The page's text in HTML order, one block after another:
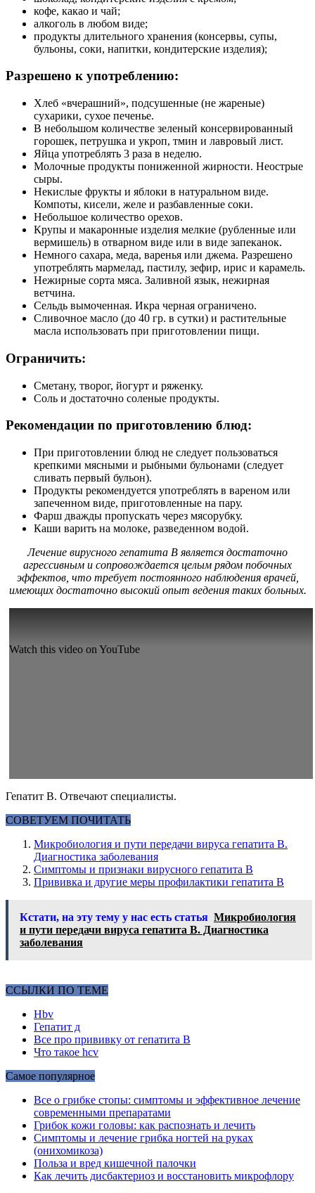
кофе, какао и чай;
алкоголь в любом виде;
продукты длительного хранения (консервы, супы,
бульоны, соки, напитки, кондитерские изделия);
Разрешено к употреблению:
Хлеб «вчерашний», подсушенные (не жареные)
сухарики, сухое печенье.
В небольшом количестве зеленый консервированный
горошек, петрушка и укроп, тмин и лавровый лист.
Яйца употреблять 3 раза в неделю.
Молочные продукты пониженной жирности. Неострые
сыры.
Некислые фрукты и яблоки в натуральном виде.
Компоты, кисели, желе и разбавленные соки.
Небольшое количество орехов.
Крупы и макаронные изделия мелкие (рубленные или
вермишель) в отварном виде или в виде запеканок.
Немного сахара, меда, варенья или джема. Разрешено
употреблять мармелад, пастилу, зефир, ирис и карамель.
Нежирные сорта мяса. Заливной язык, нежирная
ветчина.
Сельдь вымоченная. Икра черная ограничено.
Сливочное масло (до 40 гр. в сутки) и растительные
масла использовать при приготовлении пищи.
Ограничить:
Сметану, творог, йогурт и ряженку.
Соль и достаточно соленые продукты.
Рекомендации по приготовлению блюд:
При приготовлении блюд не следует пользоваться
крепкими мясными и рыбными бульонами (следует
сливать первый бульон).
Продукты рекомендуется употреблять в вареном или
запеченном виде, приготовленные на пару.
Фарш дважды пропускать через мясорубку.
Каши варить на молоке, разведенном водой.
Лечение вирусного гепатита В является достаточно
агрессивным и сопровождается целым рядом побочных
эффектов, что требует постоянного наблюдения врачей,
имеющих достаточно высокий опыт ведения таких больных.
Watch this video on YouTube
Гепатит В. Отвечают специалисты.
СОВЕТУЕМ ПОЧИТАТЬ
Микробиология и пути передачи вируса гепатита В.
Диагностика заболевания
Симптомы и признаки вирусного гепатита В
Прививка и другие меры профилактики гепатита В
Кстати, на эту тему у нас есть статья Микробиология
и пути передачи вируса гепатита В. Диагностика
заболевания
ССЫЛКИ ПО ТЕМЕ
Hbv
Гепатит д
Все про прививку от гепатита В
Что такое hcv
Самое популярное
Все о грибке стопы: симптомы и эффективное лечение
современными препаратами
Грибок кожи головы: как распознать и лечить
Симптомы и лечение грибка ногтей на руках
(онихомикоза)
Польза и вред кишечной палочки
Как лечить дисбактериоз и восстановить микрофлору